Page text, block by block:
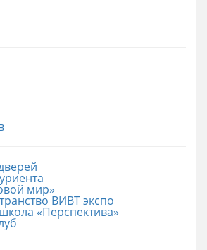
мир»
ВИВТ экспо
«Перспектива»